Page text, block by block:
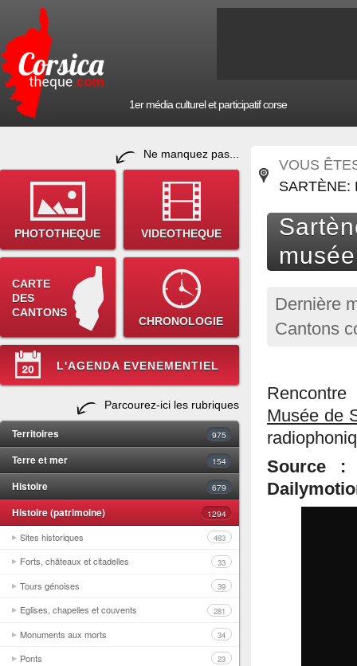
1er média culturel et participatif corse
Ne manquez pas...
PHOTOTHEQUE VIDEOTHEQUE
CARTE
DES
CANTONS
CHRONOLOGIE
L'AGENDA EVENEMENTIEL
Parcourez-ici les rubriques
Territoires 975
Terre et mer 154
Histoire 679
Histoire (patrimoine) 1294
Sites historiques 483
Forts, châteaux et citadelles 33
Tours génoises 39
Eglises, chapelles et couvents 281
Monuments aux morts 34
Ponts 23
VOUS
SARTÈNE:
musée
Dernière
Cantons
Musée de
Source :